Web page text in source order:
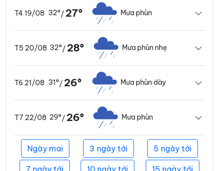
T4 19/08 32°/ 27° Mưa phùn
T5 20/08 32°/ 28° Mưa phùn nhẹ
T6 21/08 31°/ 26° Mưa phùn dày
T7 22/08 29°/ 26° Mưa phùn
Ngày mai 3 ngày tới 5 ngày tới
7 ngày tới 10 ngày tới 15 ngày tới